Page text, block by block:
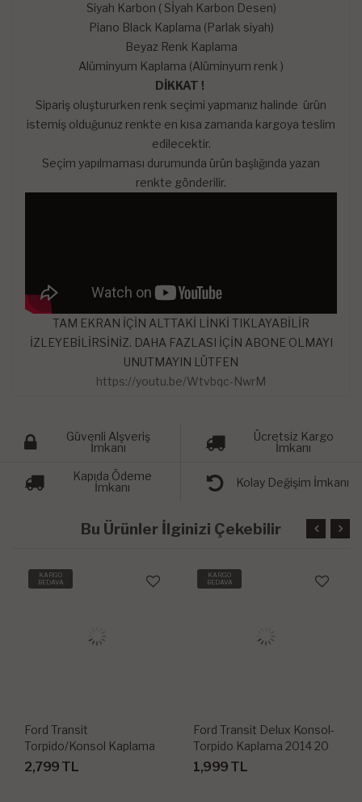
Siyah Karbon ( Sİyah Karbon Desen)
Piano Black Kaplama (Parlak siyah)
Beyaz Renk Kaplama
Alüminyum Kaplama (Alüminyum renk )
DİKKAT !
Sipariş oluştururken renk seçimi yapmanız halinde ürün
istemiş olduğunuz renkte en kısa zamanda kargoya teslim
edilecektir.
Seçim yapılmaması durumunda ürün başlığında yazan
renkte gönderilir.
TAM EKRAN İÇİN ALTTAKİ LİNKİ TIKLAYABİLİR
İZLEYEBİLİRSİNİZ. DAHA FAZLASI İÇİN ABONE OLMAYI
UNUTMAYIN LÜTFEN
https://youtu.be/Wtvbqc-NwrM
Güvenli Alşveriş
İmkanı
Ücretsiz Kargo
İmkanı
Kapıda Ödeme
İmkanı
Kolay Değişim İmkanı
Bu Ürünler İlginizi Çekebilir
KARGO
BEDAVA
Ford Transit
Torpido/Konsol Kaplama
2020-2023 27 Parça
2,799 TL
KARGO
BEDAVA
Ford Transit Delux Konsol-
Torpido Kaplama 2014 20
Parça
1,999 TL